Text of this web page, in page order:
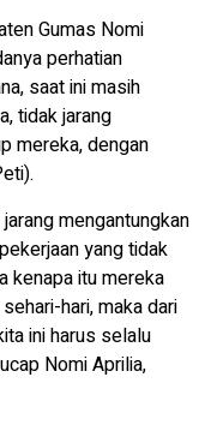
Gumas Nomi
perhatian
saat ini masih
tidak jarang
mereka, dengan
mengantungkan
yang tidak
kenapa itu mereka
hari, maka dari
ini harus selalu
Nomi Aprilia,